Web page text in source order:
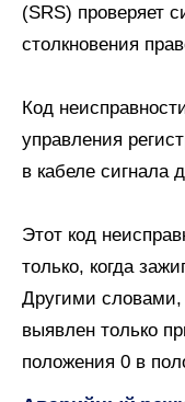
(SRS) проверяет
столкновения
Код
управления
в кабеле сигнала
Этот код
только, когда
Другими словами,
выявлен только
положения 0 в